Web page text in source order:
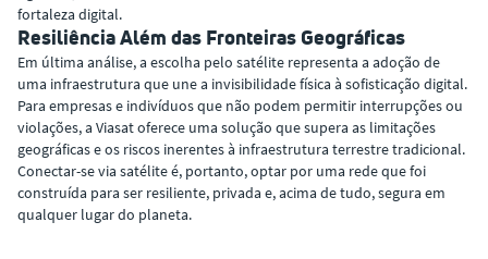
fortaleza digital.
Resiliência Além das Fronteiras Geográficas
Em última análise, a escolha pelo satélite representa a adoção de
uma infraestrutura que une a invisibilidade física à sofisticação digital.
Para empresas e indivíduos que não podem permitir interrupções ou
violações, a Viasat oferece uma solução que supera as limitações
geográficas e os riscos inerentes à infraestrutura terrestre tradicional.
Conectar-se via satélite é, portanto, optar por uma rede que foi
construída para ser resiliente, privada e, acima de tudo, segura em
qualquer lugar do planeta.